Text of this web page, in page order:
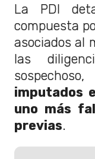
La PDI
compuesta
asociados al
las
imputados
uno más
previas.